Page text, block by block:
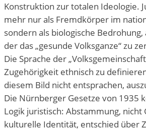
Konstruktion zur totalen Ideologie.
mehr nur als Fremdkörper im
sondern als biologische Bedrohung,
der das „gesunde Volksganze“ zu
Die Sprache der
Zugehörigkeit ethnisch zu
diesem Bild nicht entsprachen,
Die Nürnberger Gesetze von 1935
Logik juristisch: Abstammung, nicht
kulturelle Identität, entschied über